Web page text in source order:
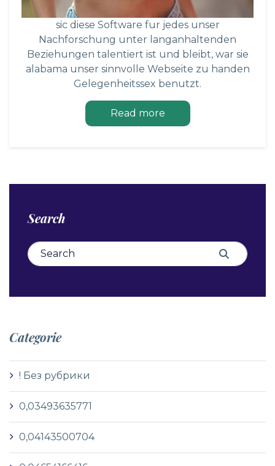
sic diese Software fur jedes unser
Nachforschung unter langanhaltenden
Beziehungen talentiert ist und bleibt, war sie
alabama unser sinnvolle Webseite zu handen
Gelegenheitssex benutzt.
Read more
Search
Search for: Search
Categorie
! Без рубрики
0,03493635771
0,04143500704